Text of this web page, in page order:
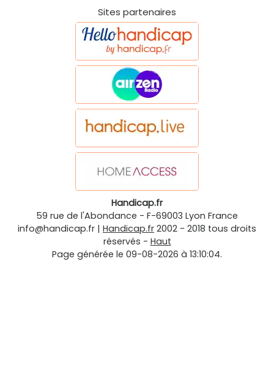
Sites partenaires
Handicap.fr
59 rue de l'Abondance - F-69003 Lyon France
info@handicap.fr | Handicap.fr 2002 - 2018 tous droits
réservés - Haut
Page générée le 09-08-2026 à 13:10:04.